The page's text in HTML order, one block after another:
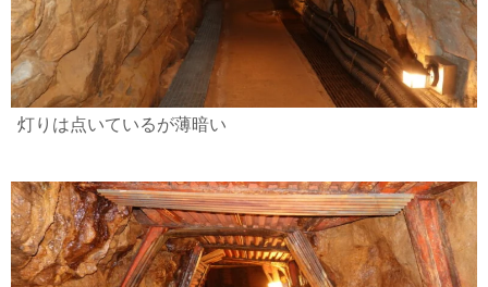
灯りは点いているが薄暗い